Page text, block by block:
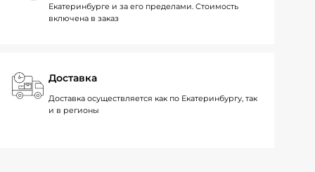
Екатеринбурге и за его пределами. Стоимость
включена в заказ
Доставка
Доставка осуществляется как по Екатеринбургу, так
и в регионы